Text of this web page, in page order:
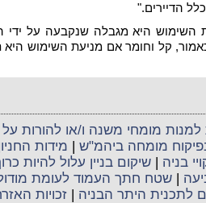
הדיירים."
היא מגבלה שנקבעה על ידי
קל וחומר אם מניעת השימוש
מומחי משנה ו/או להורות
מומחה ביהמ"ש | מידות
בניה | שיקום בניין עלול להיות
| שטח חתך העמוד לעומת
לתכנית היתר הבניה | זכויות